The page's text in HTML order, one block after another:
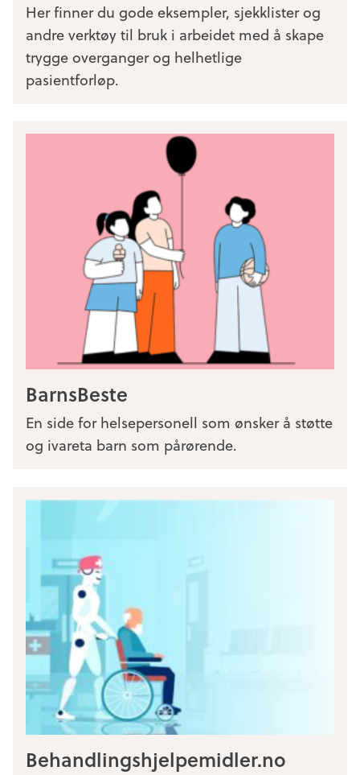
Her finner du gode eksempler, sjekklister og
andre verktøy til bruk i arbeidet med å skape
trygge overganger og helhetlige
pasientforløp.
BarnsBeste
En side for helsepersonell som ønsker å støtte
og ivareta barn som pårørende.
Behandlingshjelpemidler.no